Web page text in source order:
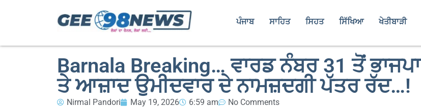
ਪੰਜਾਬ ਸਾਹਿਤ ਸਿਹਤ ਸਿੱਖਿਆ ਖੇਤੀਬਾੜੀ
Barnala Breaking… ਵਾਰਡ ਨੰਬਰ 31 ਤੋਂ ਭਾਜਪਾ
ਤੇ ਆਜ਼ਾਦ ਉਮੀਦਵਾਰ ਦੇ ਨਾਮਜ਼ਦਗੀ ਪੱਤਰ ਰੱਦ…!
Nirmal Pandori May 19, 2026 6:59 am No Comments